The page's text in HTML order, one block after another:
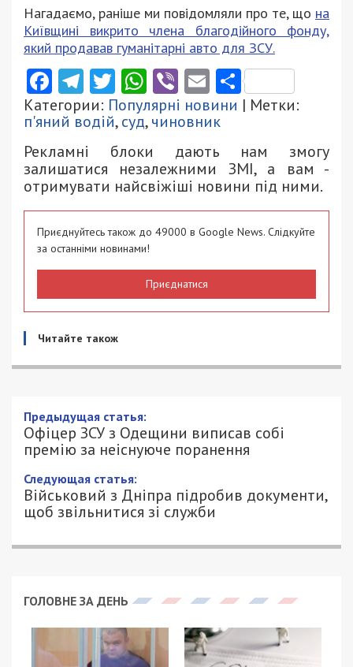
Нагадаємо, раніше ми повідомляли про те, що на
Київщині викрито члена благодійного фонду,
який продавав гуманітарні авто для ЗСУ.
Facebook
Telegram
Twitter
WhatsApp
ViberEmail
Категории: Популярні новини | Метки:
п'яний водій,суд,чиновник
Рекламні блоки дають нам змогу
залишатися незалежними ЗМІ, а вам -
отримувати найсвіжіші новини під ними.
Приєднуйтесь також до 49000 в Google News. Слідкуйте
за останніми новинами!
Приєднатися
Читайте також
Офіцер ЗСУ з Одещини виписав собі
премію за неіснуюче поранення
21/06/2025 - 11:00
АННА БАУМАН - СПЕЦИАЛЬНО ДЛЯ
49000.COM.UA
629